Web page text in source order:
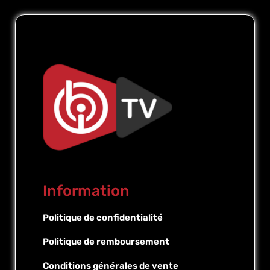
Information
Politique de confidentialité
Politique de remboursement
Conditions générales de vente